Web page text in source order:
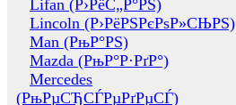
Lifan (Р›РёС„Р°РЅ)
Lincoln (Р›РёРЅРєРѕР»СЊРЅ)
Man (РњР°РЅ)
Mazda (РњР°Р·РґР°)
Mercedes
(РњРµСЂСЃРµРґРµСЃ)